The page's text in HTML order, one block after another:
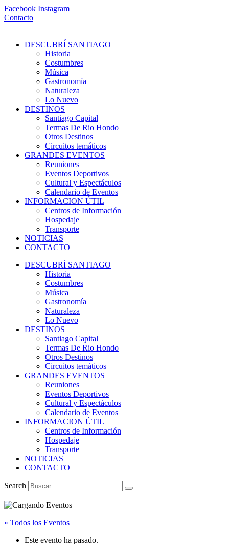
Ir
al
Facebook Instagram
Contacto
DESCUBRÍ SANTIAGO
Historia
Costumbres
Música
Gastronomía
Naturaleza
Lo Nuevo
DESTINOS
Santiago Capital
Termas De Rio Hondo
Otros Destinos
Circuitos temáticos
GRANDES EVENTOS
Reuniones
Eventos Deportivos
Cultural y Espectáculos
Calendario de Eventos
INFORMACION ÚTIL
Centros de Información
Hospedaje
Transporte
NOTICIAS
CONTACTO
DESCUBRÍ SANTIAGO
Historia
Costumbres
Música
Gastronomía
Naturaleza
Lo Nuevo
DESTINOS
Santiago Capital
Termas De Rio Hondo
Otros Destinos
Circuitos temáticos
GRANDES EVENTOS
Reuniones
Eventos Deportivos
Cultural y Espectáculos
Calendario de Eventos
INFORMACION ÚTIL
Centros de Información
Hospedaje
Transporte
NOTICIAS
CONTACTO
Search
« Todos los Eventos
Este evento ha pasado.